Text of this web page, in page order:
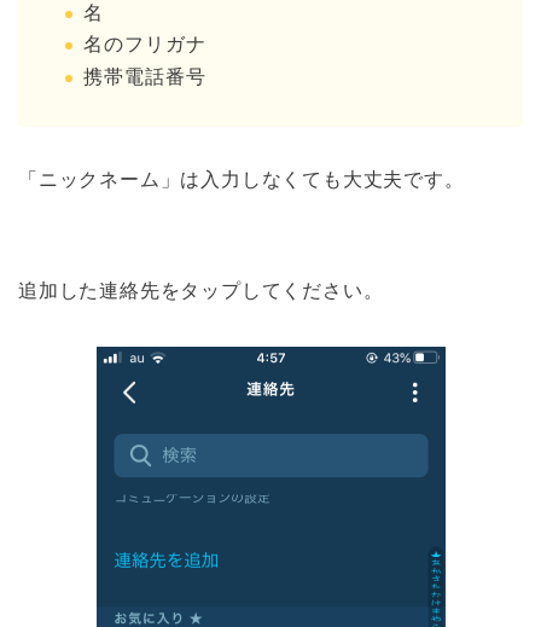
名
名のフリガナ
携帯電話番号
「ニックネーム」は入力しなくても大丈夫です。
追加した連絡先をタップしてください。